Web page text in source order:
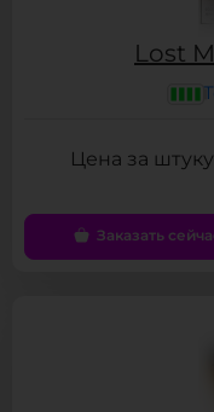
Lost
Заказать